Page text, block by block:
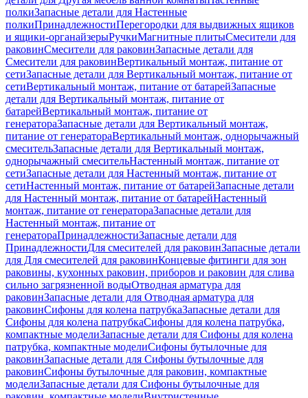
полкиЗапасные детали для Настенные
полкиПринадлежностиПерегородки для выдвижных ящиков
и ящики-органайзерыРучкиМагнитные плитыСмесители для
раковинСмесители для раковинЗапасные детали для
Смесители для раковинВертикальный монтаж, питание от
сетиЗапасные детали для Вертикальный монтаж, питание от
сетиВертикальный монтаж, питание от батарейЗапасные
детали для Вертикальный монтаж, питание от
батарейВертикальный монтаж, питание от
генератораЗапасные детали для Вертикальный монтаж,
питание от генератораВертикальный монтаж, однорычажный
смесительЗапасные детали для Вертикальный монтаж,
однорычажный смесительНастенный монтаж, питание от
сетиЗапасные детали для Настенный монтаж, питание от
сетиНастенный монтаж, питание от батарейЗапасные детали
для Настенный монтаж, питание от батарейНастенный
монтаж, питание от генератораЗапасные детали для
Настенный монтаж, питание от
генератораПринадлежностиЗапасные детали для
ПринадлежностиДля смесителей для раковинЗапасные детали
для Для смесителей для раковинКонцевые фитинги для зон
раковины, кухонных раковин, приборов и раковин для слива
сильно загрязненной водыОтводная арматура для
раковинЗапасные детали для Отводная арматура для
раковинСифоны для колена патрубкаЗапасные детали для
Сифоны для колена патрубкаСифоны для колена патрубка,
компактные моделиЗапасные детали для Сифоны для колена
патрубка, компактные моделиСифоны бутылочные для
раковинЗапасные детали для Сифоны бутылочные для
раковинСифоны бутылочные для раковин, компактные
моделиЗапасные детали для Сифоны бутылочные для